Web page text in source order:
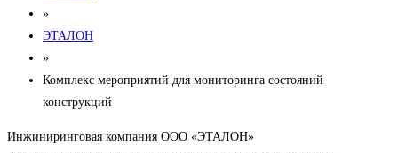
»
ЭТАЛОН
»
Комплекс мероприятий для мониторинга состояний
конструкций
Инжиниринговая компания ООО «ЭТАЛОН»